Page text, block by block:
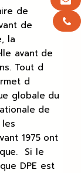
de
de
la
avant de
Tout d
d
globale du
de
1975 ont
Si le
DPE est